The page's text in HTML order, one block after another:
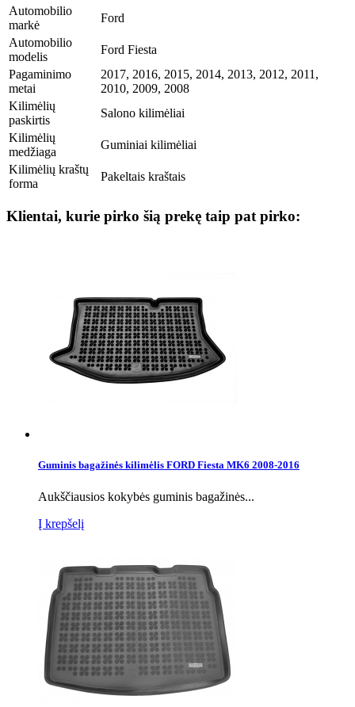
Automobilio
markė
Ford
Automobilio
modelis
Ford Fiesta
Pagaminimo
metai
2017, 2016, 2015, 2014, 2013, 2012, 2011,
2010, 2009, 2008
Kilimėlių
paskirtis
Salono kilimėliai
Kilimėlių
medžiaga
Guminiai kilimėliai
Kilimėlių kraštų
forma
Pakeltais kraštais
Klientai, kurie pirko šią prekę taip pat pirko:
Guminis bagažinės kilimėlis FORD Fiesta MK6 2008-2016
Aukščiausios kokybės guminis bagažinės...
Į krepšelį